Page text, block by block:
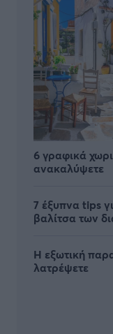
6 γραφικά
ανακαλύψετε
7 έξυπνα tips
βαλίτσα των
Η εξωτική
λατρέψετε